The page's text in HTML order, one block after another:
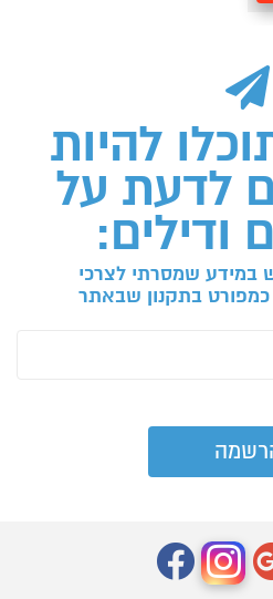
להיות
לדעת על
ודילים:
שמסרתי לצרכי
כמפורט בתקנון שבאתר